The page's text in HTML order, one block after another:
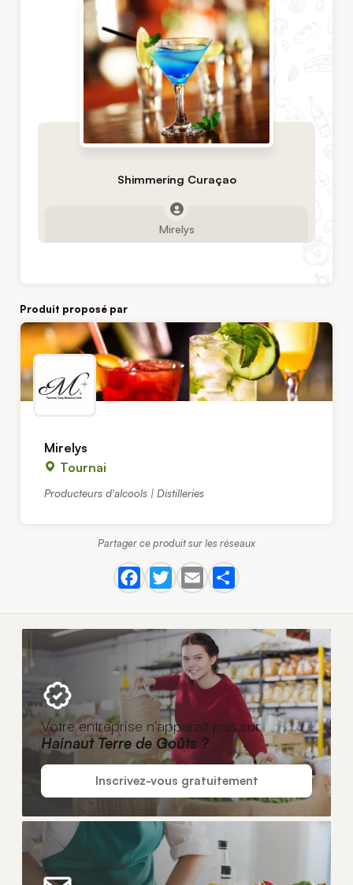
Shimmering Curaçao
Mirelys
Produit proposé par
Mirelys
Tournai
Producteurs d'alcools | Distilleries
Partager ce produit sur les réseaux
Votre entreprise n'apparaît pas sur
Hainaut Terre de Goûts ?
Inscrivez-vous gratuitement